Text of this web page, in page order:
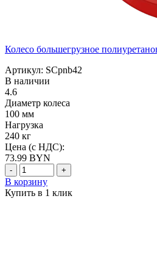
Колесо большегрузное
Артикул: SCpnb42
В наличии
4.6
Диаметр колеса
100 мм
Нагрузка
240 кг
Цена (с НДС):
73.99 BYN
- +
В корзину
Купить в 1 клик